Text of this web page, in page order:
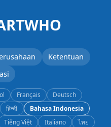
Ketentuan
Français
Deutsch
हिन्दी
Bahasa Indonesia
Tiếng Việt Italiano ไทย